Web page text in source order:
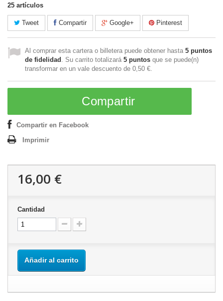
25 artículos
Tweet Compartir Google+ Pinterest
Al comprar esta cartera o billetera puede obtener hasta 5 puntos
de fidelidad . Su carrito totalizará 5 puntos que se puede(n)
transformar en un vale descuento de 0,50 €.
Compartir
Compartir en Facebook
Imprimir
16,00 €
Cantidad
Añadir al carrito